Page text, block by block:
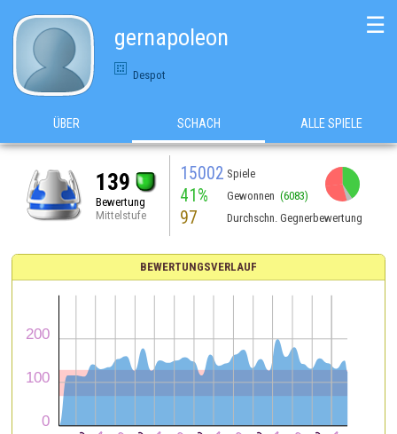
gernapoleon
Despot
☰
ÜBER SCHACH ALLE SPIELE
139
Bewertung
Mittelstufe
15002 Spiele
41% Gewonnen (6083)
97 Durchschn. Gegnerbewertung
BEWERTUNGSVERLAUF